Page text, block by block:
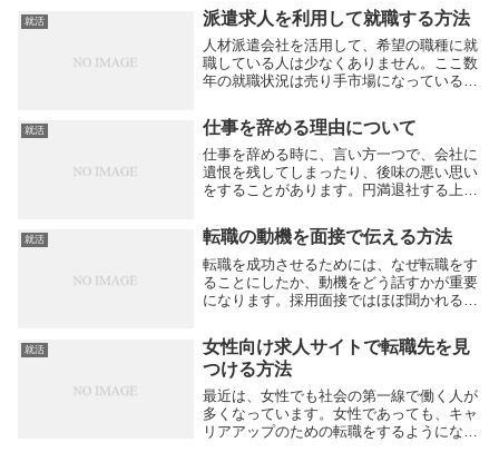
就活 派遣求人を利用して就職する方法
人材派遣会社を活用して、希望の職種に就
職している人は少なくありません。ここ数
年の就職状況は売り手市場になっているも
という訳ではありません。転職先を探して
も、希望に沿ったものが見つからないとい
う人は多く、...
就活 仕事を辞める理由について
仕事を辞める時に、言い方一つで、会社に
遺恨を残してしまったり、後味の悪い思い
をすることがあります。円満退社する上で
退職の意思を伝えたい所でもあります。仕
事を辞める理由が、会社に対する不満点に
あるのなら、...
就活 転職の動機を面接で伝える方法
転職を成功させるためには、なぜ転職をす
ることにしたか、動機をどう話すかが重要
になります。採用面接ではほぼ聞かれるこ
いところでしょう。まず、動機を語る時に
は、マイナスになる事柄は口にしないよう
にしましょう...
就活
女性向け求人サイトで転職先を見
つける方法
最近は、女性でも社会の第一線で働く人が
多くなっています。女性であっても、キャ
リアアップのための転職をするようになり